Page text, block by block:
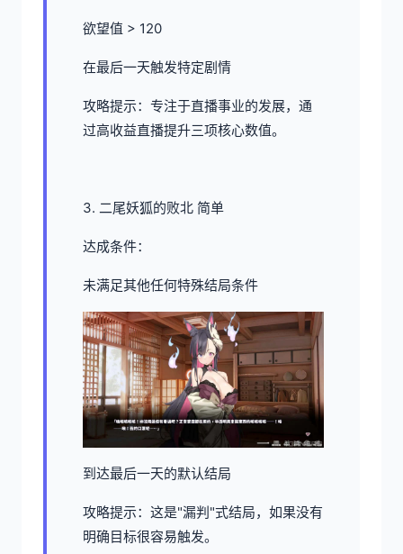
欲望值 > 120
在最后一天触发特定剧情
攻略提示：专注于直播事业的发展，通
过高收益直播提升三项核心数值。
3. 二尾妖狐的败北 简单
达成条件：
未满足其他任何特殊结局条件
到达最后一天的默认结局
攻略提示：这是"漏判"式结局，如果没有
明确目标很容易触发。